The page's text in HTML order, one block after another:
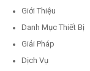
Giới Thiệu
Danh Mục Thiết Bị
Giải Pháp
Dịch Vụ